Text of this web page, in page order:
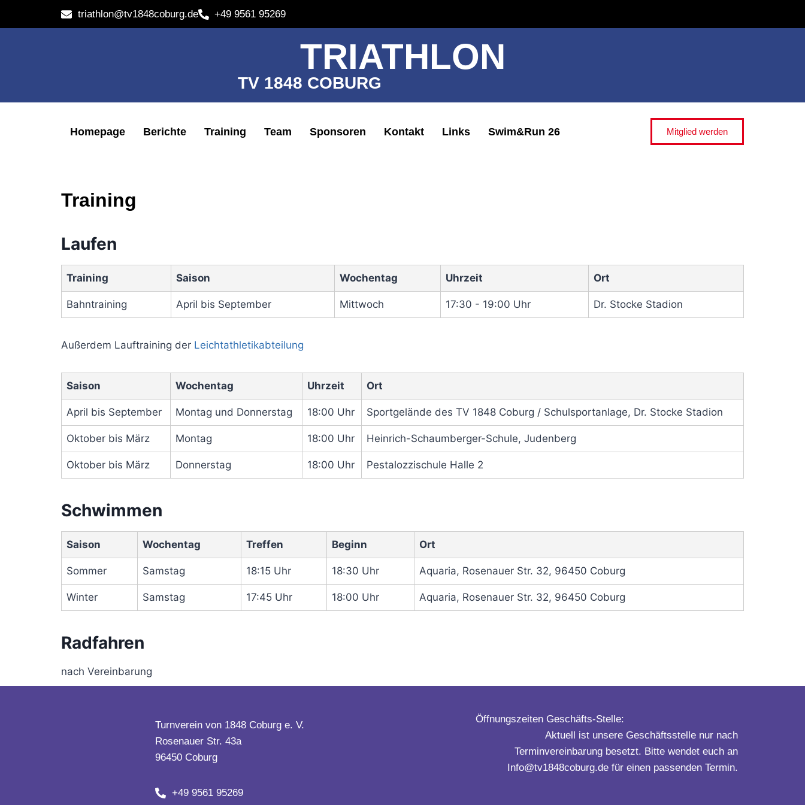
triathlon@tv1848coburg.de +49 9561 95269
TRIATHLON
TV 1848 COBURG
Homepage Berichte Training Team Sponsoren Kontakt Links Swim&Run 26 Mitglied werden
Training
Laufen
Training Saison Wochentag Uhrzeit Ort
Bahntraining April bis September Mittwoch 17:30 - 19:00 Uhr Dr. Stocke Stadion
Außerdem Lauftraining der Leichtathletikabteilung
Saison Wochentag Uhrzeit Ort
April bis September Montag und Donnerstag 18:00 Uhr Sportgelände des TV 1848 Coburg / Schulsportanlage, Dr. Stocke Stadion
Oktober bis März Montag 18:00 Uhr Heinrich-Schaumberger-Schule, Judenberg
Oktober bis März Donnerstag 18:00 Uhr Pestalozzischule Halle 2
Schwimmen
Saison Wochentag Treffen Beginn Ort
Sommer Samstag 18:15 Uhr 18:30 Uhr Aquaria, Rosenauer Str. 32, 96450 Coburg
Winter Samstag 17:45 Uhr 18:00 Uhr Aquaria, Rosenauer Str. 32, 96450 Coburg
Radfahren
nach Vereinbarung
Turnverein von 1848 Coburg e. V.
Rosenauer Str. 43a
96450 Coburg
+49 9561 95269
Öffnungszeiten Geschäfts-Stelle:
Aktuell ist unsere Geschäftsstelle nur nach
Terminvereinbarung besetzt. Bitte wendet euch an
Info@tv1848coburg.de für einen passenden Termin.